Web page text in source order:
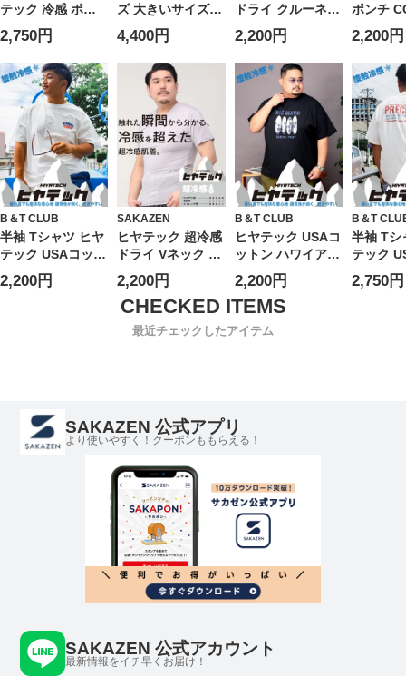
テック 冷感 ポン
チ クルーネック
MOUNTAINS トッ
プス プリント 刺
繍 涼しい 春 夏 大
きいサイズ メンズ
2,750円
ズ 大きいサイズ
ヒヤテック 超冷感
ストレッチ UVカ
ット メッシュ ポ
ケット付き トップ
ス カジュアルシャ
ツ 冷感 涼しい 紫
外線対策 春 夏
4,400円
ドライ クルーネッ
ク 半袖 Tシャツ 節
電 クールビズ
SAKAZEN サカゼ
ン 大きいサイズ
メンズ
2,200円
ポンチ
バック
ルーネ
シャツ
ズ メンズ
2,200円
B＆T CLUB
半袖 Tシャツ ヒヤ
テック USAコット
ン 刺繍 クルーネ
ック トップス シ
2,200円
SAKAZEN
ヒヤテック 超冷感
ドライ Vネック 半
袖 Tシャツ 節電 ク
ールビズ
SAKAZEN サカゼ
ン 大きいサイズ
メンズ
2,200円
B＆T CLUB
ヒヤテック USAコ
ットン ハワイアン
クルーネック 半袖
Tシャツ Sorona
大きいサイズ メン
ズ
2,200円
B＆T
半袖 Tシ
テック
ン アニ
ト クル
2,750円
最近チェックしたアイテム
SAKAZEN 公式アプリ
より使いやすく！クーポンももらえる！
SAKAZEN 公式アカウント
最新情報をイチ早くお届け！